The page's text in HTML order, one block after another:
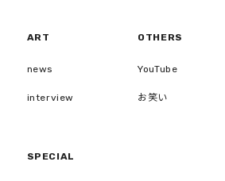
ART
news
interview
OTHERS
YouTube
お笑い
SPECIAL